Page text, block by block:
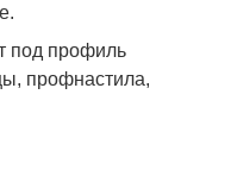
под профиль
профнастила,